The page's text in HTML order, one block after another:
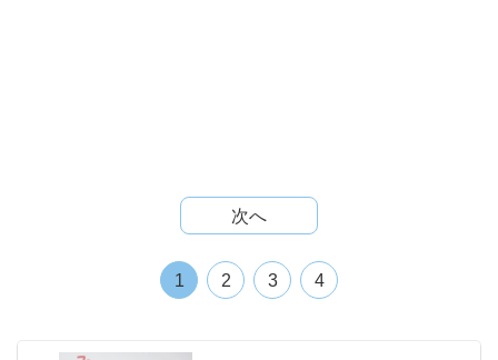
次へ
1 2 3 4